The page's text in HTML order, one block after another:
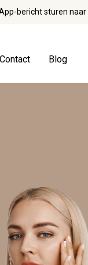
bericht sturen naar
Contact Blog